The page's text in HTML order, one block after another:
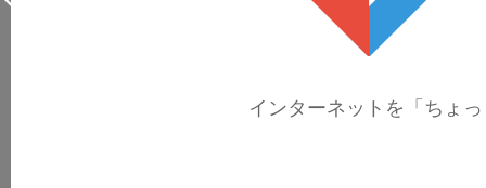
インターネットを「ちょ